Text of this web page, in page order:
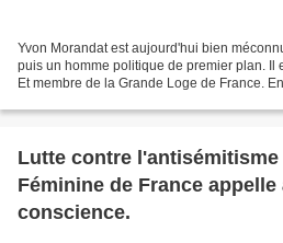
Yvon Morandat est aujourd'hui bien
puis un homme politique de premier plan. Il
Et membre de la Grande Loge de France.
Lutte contre l'antisémitisme
Féminine de France
conscience.